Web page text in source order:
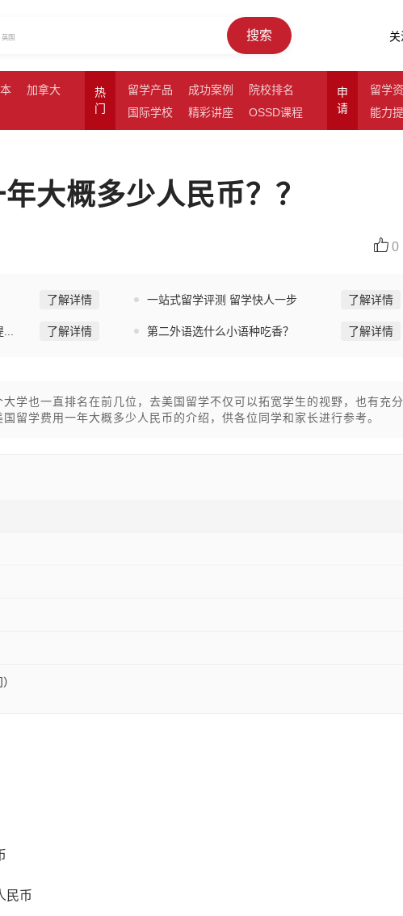
搜索
加拿大
热
门
留学产品 成功案例
院校排名
国际学校
精彩讲座 OSSD课程
申
请
留学
能力
大概多少人民币？？
0
了解详情 一站式留学评测 留学快人一步 了解详情
了解详情 第二外语选什么小语种吃香？ 了解详情
学也一直排名在前几位，去美国留学不仅可以拓宽学生的视野，也有充
留学费用一年大概多少人民币的介绍，供各位同学和家长进行参考。
民币